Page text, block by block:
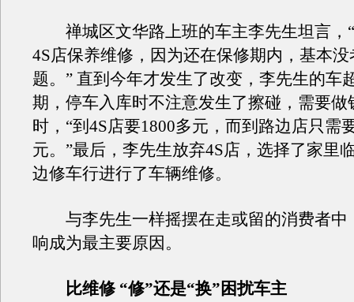
禅城区文华路上班的车主李先生坦言，
4S店保养维修，因为还在保修期内，基本
题。” 直到今年才发生了改变，李先生的车
期，停车入库时不注意发生了擦碰，需要做
时，“到4S店要1800多元，而到路边店只需
元。”最后，李先生放弃4S店，选择了家里
边修车行进行了车辆维修。
与李先生一样摇摆在走或留的消费者中
响成为最主要原因。
比维修 “修”还是“换”困扰车主